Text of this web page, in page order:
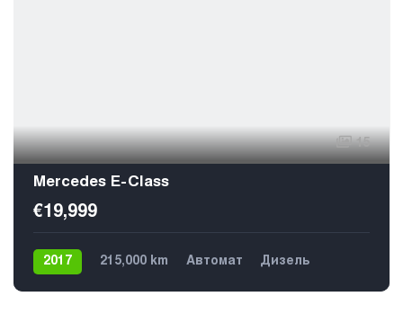
15
Mercedes E-Class
€19,999
2017 215,000 km Автомат
Дизель